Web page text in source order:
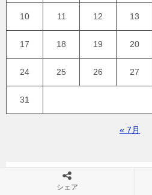
10 11 12 13
17 18 19 20
24 25 26 27
31
« 7月
シェア